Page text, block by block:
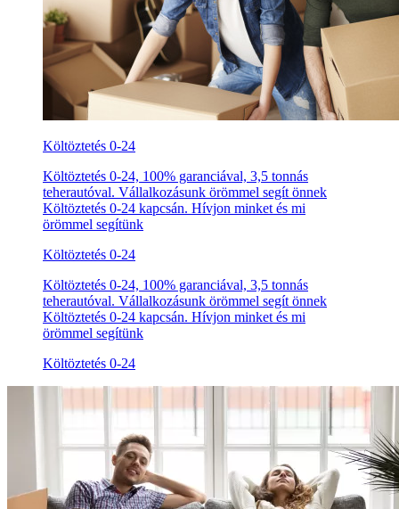
Költöztetés 0-24
Költöztetés 0-24, 100% garanciával, 3,5 tonnás
teherautóval. Vállalkozásunk örömmel segít önnek
Költöztetés 0-24 kapcsán. Hívjon minket és mi
örömmel segítünk
Költöztetés 0-24
Költöztetés 0-24, 100% garanciával, 3,5 tonnás
teherautóval. Vállalkozásunk örömmel segít önnek
Költöztetés 0-24 kapcsán. Hívjon minket és mi
örömmel segítünk
Költöztetés 0-24